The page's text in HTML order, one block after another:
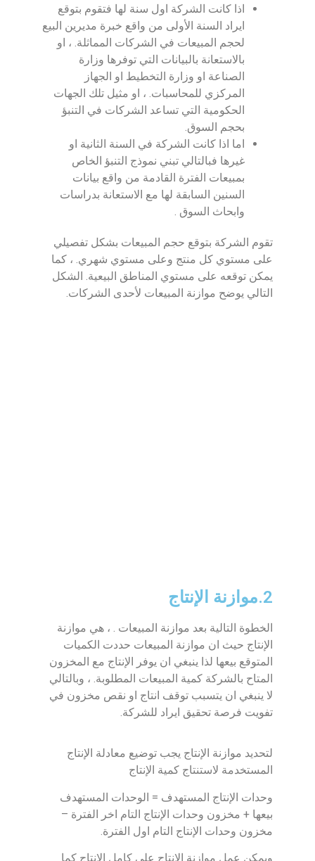
اذا كانت الشركة اول سنة لها فتقوم بتوقع
ايراد السنة الأولى من واقع خبرة مديرين البيع
لحجم المبيعات في الشركات المماثلة. ، او
بالاستعانة بالبيانات التي توفرها وزارة
الصناعة او وزارة التخطيط او الجهاز
المركزي للمحاسبات. ، او مثيل تلك الجهات
الحكومية التي تساعد الشركات في التنبؤ
بحجم السوق.
اما اذا كانت الشركة في السنة الثانية او
غيرها فبالتالي تبني نموذج التنبؤ الخاص
بمبيعات الفترة القادمة من واقع بيانات
السنين السابقة لها مع الاستعانة بدراسات
وابحاث السوق .
تقوم الشركة بتوقع حجم المبيعات بشكل تفصيلي
على مستوي كل منتج وعلى مستوي شهري. ، كما
يمكن توقعه على مستوي المناطق البيعية. الشكل
التالي يوضح موازنة المبيعات لأحدى الشركات.
2.موازنة الإنتاج
الخطوة التالية بعد موازنة المبيعات . ، هي موازنة
الإنتاج حيث ان موازنة المبيعات حددت الكميات
المتوقع بيعها لذا ينبغي ان يوفر الإنتاج مع المخزون
المتاح بالشركة كمية المبيعات المطلوبة. ، وبالتالي
لا ينبغي ان يتسبب توقف انتاج او نقص مخزون في
تفويت فرصة تحقيق ايراد للشركة.
لتحديد موازنة الإنتاج يجب توضيع معادلة الإنتاج
المستخدمة لاستنتاج كمية الإنتاج
وحدات الإنتاج المستهدف = الوحدات المستهدف
بيعها + مخزون وحدات الإنتاج التام اخر الفترة –
مخزون وحدات الإنتاج التام اول الفترة.
ويمكن عمل موازنة الإنتاج على كامل الإنتاج كما